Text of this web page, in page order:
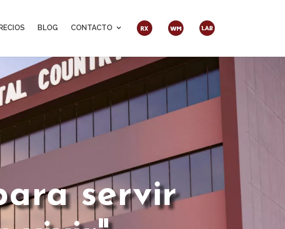
BLOG CONTACTO
servir